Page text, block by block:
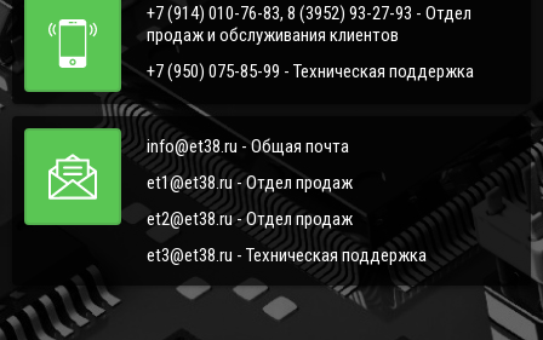
+7 (914) 010-76-83, 8 (3952) 93-27-93 - Отдел
продаж и обслуживания клиентов
+7 (950) 075-85-99 - Техническая поддержка
info@et38.ru - Общая почта
et1@et38.ru - Отдел продаж
et2@et38.ru - Отдел продаж
et3@et38.ru - Техническая поддержка